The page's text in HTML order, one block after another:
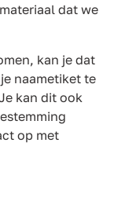
dat we
kan je dat
naametiket te
kan dit ook
op met